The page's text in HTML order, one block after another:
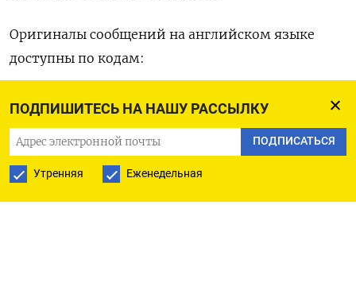
ПОДПИШИТЕСЬ НА НАШУ РАССЫЛКУ
ПОДПИСАТЬСЯ
Утренняя Еженедельная
Оригиналы сообщений на ‌английском языке
доступны ​по кодам:
(Сиддхарт Кавале, ‌Анушри Мукерджи )
ПОДПИСАТЬСЯ НА ТЕЛЕГРАМ